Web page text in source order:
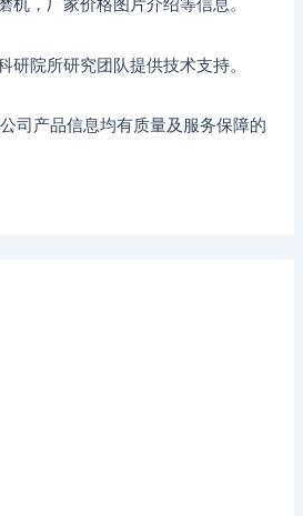
机，厂家价格图片介绍等信息。
研院所研究团队提供技术支持。
司产品信息均有质量及服务保障的